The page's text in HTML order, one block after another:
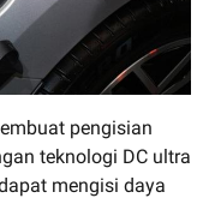
pengisian
teknologi DC ultra
mengisi daya